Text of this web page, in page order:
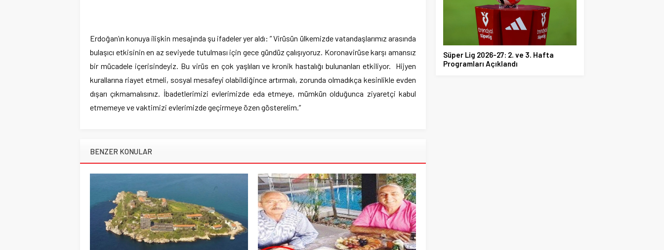
Erdoğan’ın konuya ilişkin mesajında şu ifadeler yer aldı: ” Virüsün ülkemizde vatandaşlarımız arasında
bulaşıcı etkisinin en az seviyede tutulması için gece gündüz çalışıyoruz. Koronavirüse karşı amansız
bir mücadele içerisindeyiz. Bu virüs en çok yaşlıları ve kronik hastalığı bulunanları etkiliyor. Hijyen
kurallarına riayet etmeli, sosyal mesafeyi olabildiğince artırmalı, zorunda olmadıkça kesinlikle evden
dışarı çıkmamalısınız. İbadetlerimizi evlerimizde eda etmeye, mümkün olduğunca ziyaretçi kabul
etmemeye ve vaktimizi evlerimizde geçirmeye özen gösterelim.”
BENZER KONULAR
Süper Lig 2026-27: 2. ve 3. Hafta
Programları Açıklandı